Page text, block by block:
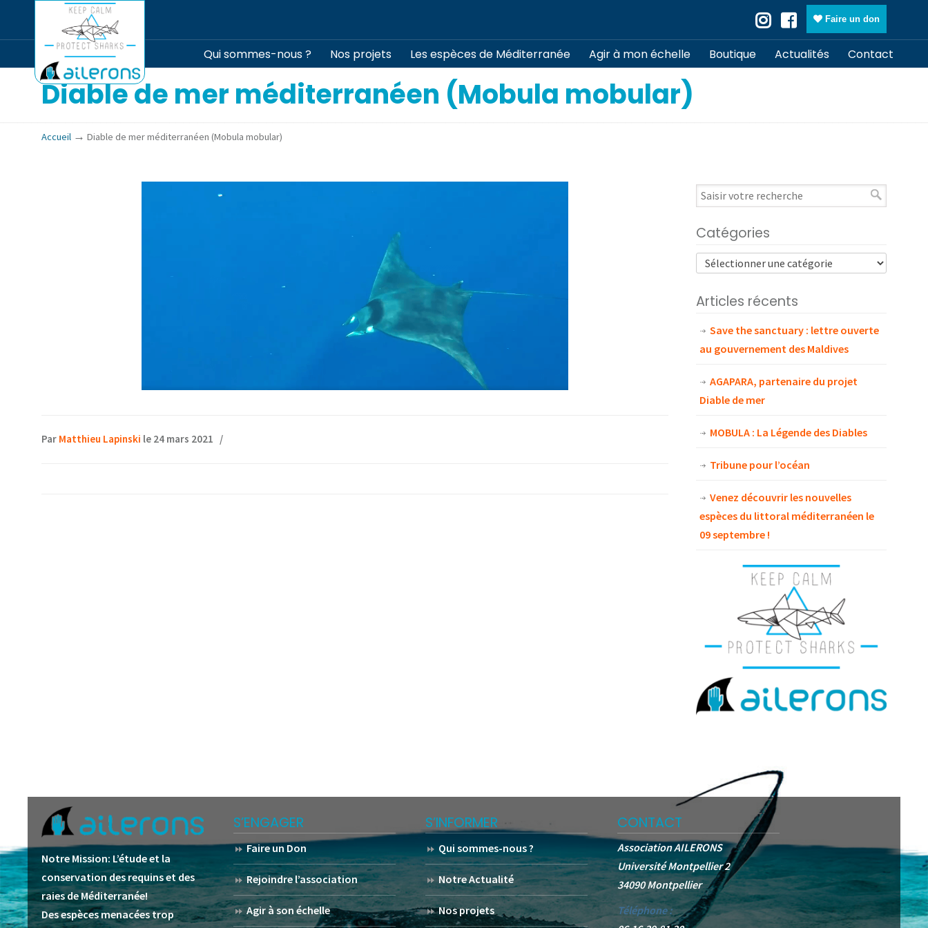
Faire un don
Qui sommes-nous ? Nos projets Les espèces de Méditerranée Agir à mon échelle Boutique Actualités Contact
Diable de mer méditerranéen (Mobula mobular)
Accueil →Diable de mer méditerranéen (Mobula mobular)
Par Matthieu Lapinski le 24 mars 2021 /
Catégories
Articles récents
Save the sanctuary : lettre ouverte
au gouvernement des Maldives
AGAPARA, partenaire du projet
Diable de mer
MOBULA : La Légende des Diables
Tribune pour l’océan
Venez découvrir les nouvelles
espèces du littoral méditerranéen le
09 septembre !
Notre Mission: L’étude et la
conservation des requins et des
raies de Méditerranée!
Des espèces menacées trop
S’ENGAGER
Faire un Don
Rejoindre l’association
Agir à son échelle
S’INFORMER
Qui sommes-nous ?
Notre Actualité
Nos projets
CONTACT
Association AILERONS
Université Montpellier 2
34090 Montpellier
Téléphone :